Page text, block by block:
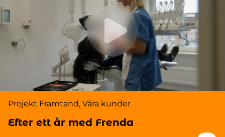
Projekt Framtand, Våra kunder
Efter ett år med Frenda